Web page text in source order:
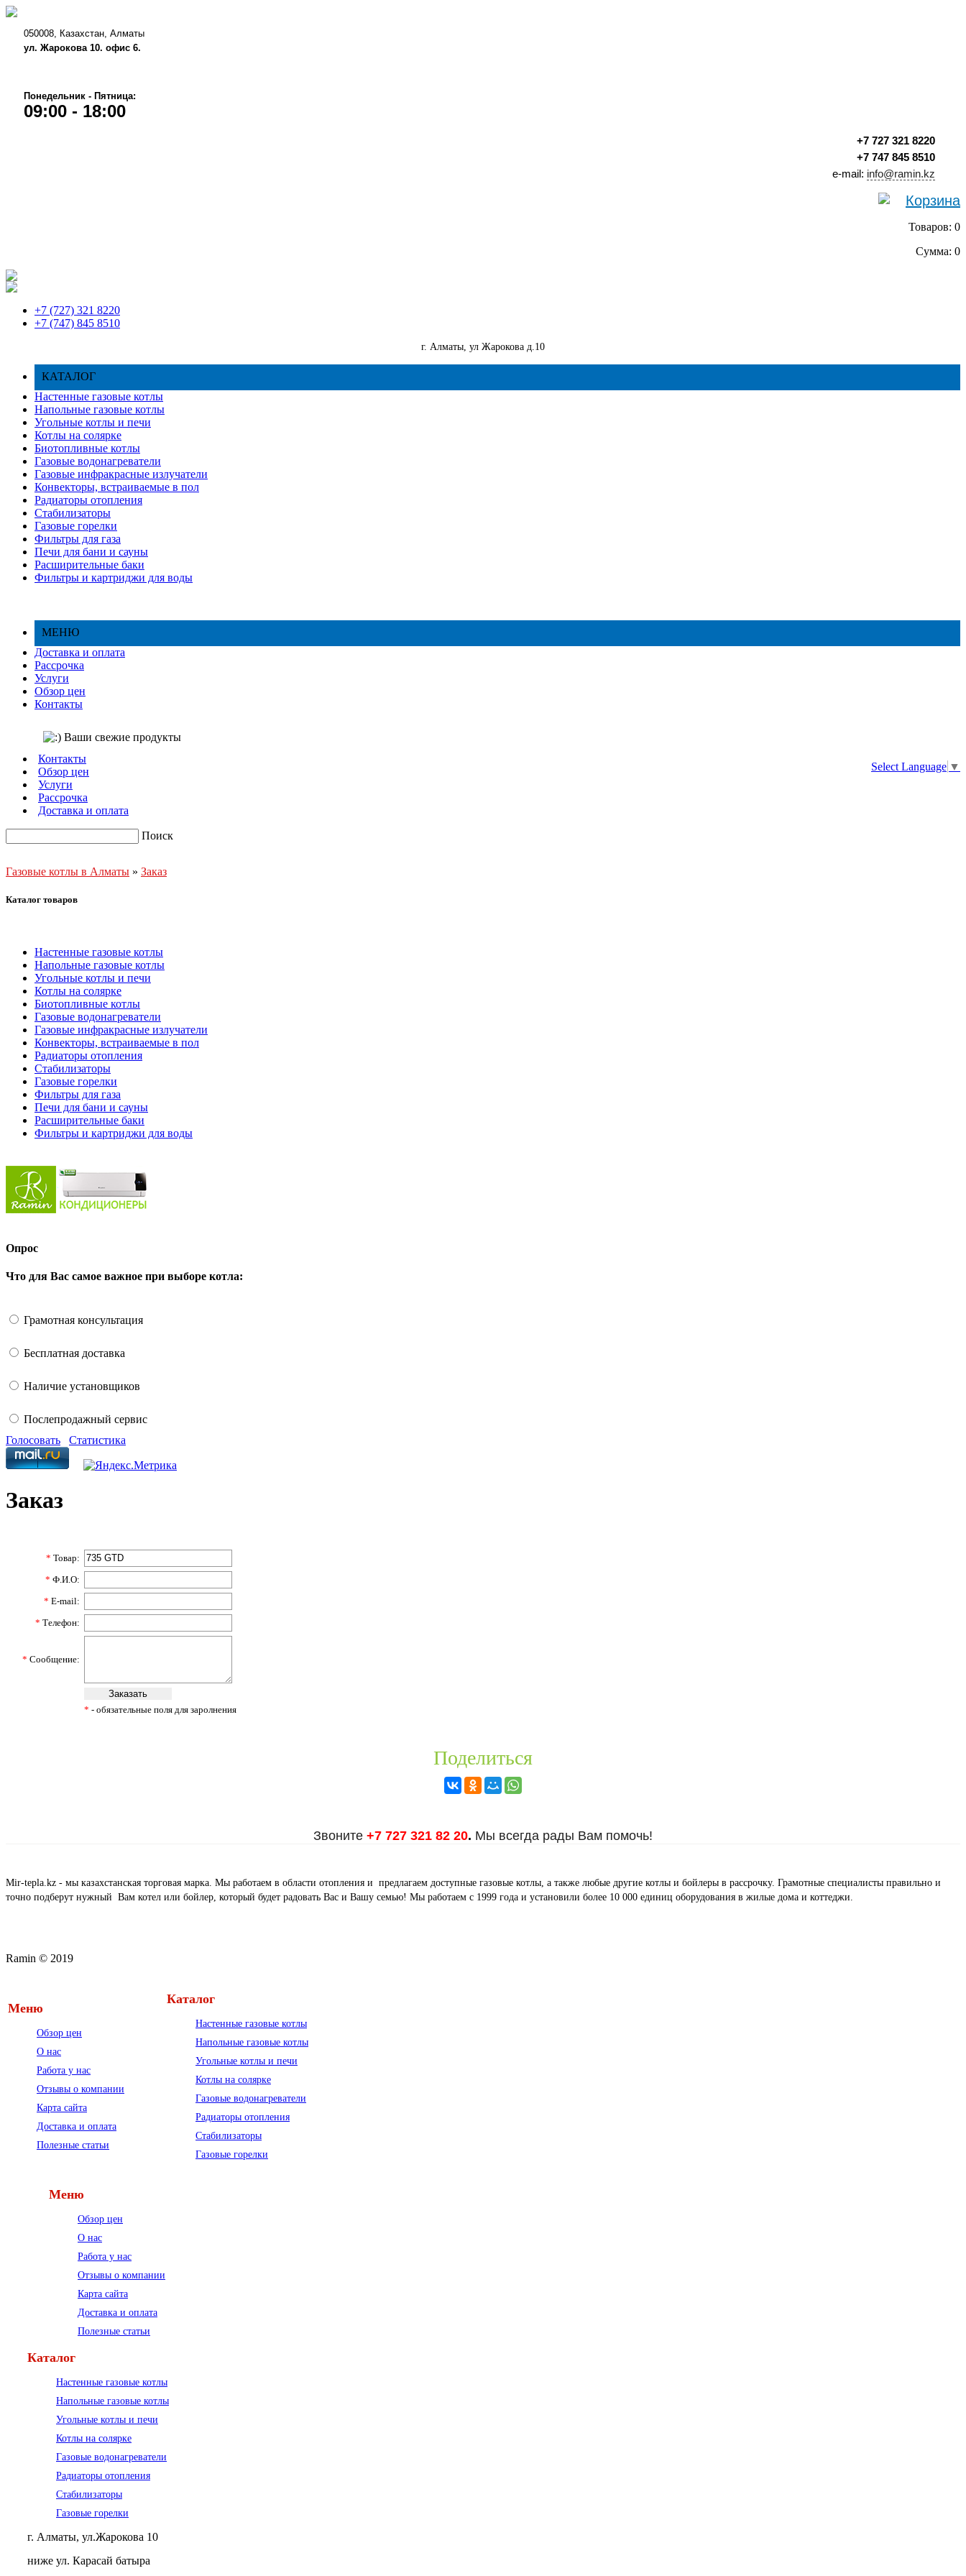
050008, Казахстан, Алматы
ул. Жарокова 10. офис 6.
Понедельник - Пятница:
09:00 - 18:00
+7 727 321 8220
+7 747 845 8510
e-mail: info@ramin.kz
Корзина
Товаров: 0
Сумма: 0
+7 (727) 321 8220
+7 (747) 845 8510
г. Алматы, ул Жарокова д.10
КАТАЛОГ
Настенные газовые котлы
Напольные газовые котлы
Угольные котлы и печи
Котлы на солярке
Биотопливные котлы
Газовые водонагреватели
Газовые инфракрасные излучатели
Конвекторы, встраиваемые в пол
Радиаторы отопления
Стабилизаторы
Газовые горелки
Фильтры для газа
Печи для бани и сауны
Расширительные баки
Фильтры и картриджи для воды
МЕНЮ
Доставка и оплата
Рассрочка
Услуги
Обзор цен
Контакты
Контакты
Обзор цен
Услуги
Рассрочка
Доставка и оплата
Поиск
Select Language ▼
Газовые котлы в Алматы » Заказ
Каталог товаров
Настенные газовые котлы
Напольные газовые котлы
Угольные котлы и печи
Котлы на солярке
Биотопливные котлы
Газовые водонагреватели
Газовые инфракрасные излучатели
Конвекторы, встраиваемые в пол
Радиаторы отопления
Стабилизаторы
Газовые горелки
Фильтры для газа
Печи для бани и сауны
Расширительные баки
Фильтры и картриджи для воды
Опрос
Что для Вас самое важное при выборе котла:
Грамотная консультация
Бесплатная доставка
Наличие установщиков
Послепродажный сервис
Голосовать
Статистика
Заказ
* Товар:
* Ф.И.О:
* E-mail:
* Телефон:
* Сообщение:
* - обязательные поля для заролнения
Поделиться
Звоните +7 727 321 82 20. Мы всегда рады Вам помочь!
Mir-tepla.kz - мы казахстанская торговая марка. Мы работаем в области отопления и предлагаем доступные газовые котлы, а также любые другие котлы и бойлеры в рассрочку. Грамотные специалисты правильно и
точно подберут нужный Вам котел или бойлер, который будет радовать Вас и Вашу семью! Мы работаем с 1999 года и установили более 10 000 единиц оборудования в жилые дома и коттеджи.
Ramin © 2019
Меню
Обзор цен
О нас
Работа у нас
Отзывы о компании
Карта сайта
Доставка и оплата
Полезные статьи
Каталог
Настенные газовые котлы
Напольные газовые котлы
Угольные котлы и печи
Котлы на солярке
Газовые водонагреватели
Радиаторы отопления
Стабилизаторы
Газовые горелки
Меню
Обзор цен
О нас
Работа у нас
Отзывы о компании
Карта сайта
Доставка и оплата
Полезные статьи
Каталог
Настенные газовые котлы
Напольные газовые котлы
Угольные котлы и печи
Котлы на солярке
Газовые водонагреватели
Радиаторы отопления
Стабилизаторы
Газовые горелки
г. Алматы, ул.Жарокова 10
ниже ул. Карасай батыра